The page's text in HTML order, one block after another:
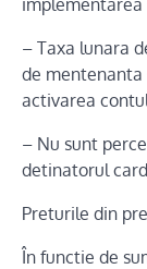
– Taxa lunara
de mentenanta
activarea
– Nu sunt
detinatorul
Preturile din
În functie de